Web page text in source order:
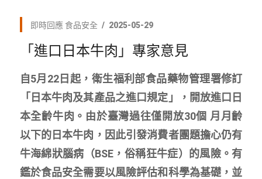
即時回應 食品安全 2025-05-29
「進口日本牛肉」專家意見
自5月22日起，衛生福利部食品藥物管理署修訂
「日本牛肉及其產品之進口規定」，開放進口日
本全齡牛肉。由於臺灣過往僅開放30個 月月齡
以下的日本牛肉，因此引發消費者團題擔心仍有
牛海綿狀腦病（BSE，俗稱狂牛症）的風險。有
鑑於食品安全需要以風險評估和科學為基礎，並